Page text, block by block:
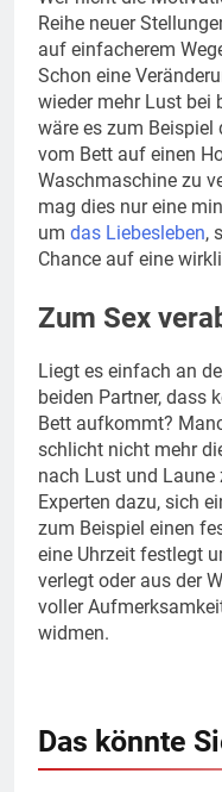
Reihe neuer
auf einfacherem
Schon eine
wieder mehr Lust bei
wäre es zum Beispiel
vom Bett auf einen
Waschmaschine zu
mag dies nur eine
um das Liebesleben,
Chance auf eine
Zum Sex
Liegt es einfach an
beiden Partner, dass
Bett aufkommt?
schlicht nicht mehr
nach Lust und Laune
Experten dazu, sich
zum Beispiel einen
eine Uhrzeit festlegt
verlegt oder aus der
voller
widmen.
Das könnte